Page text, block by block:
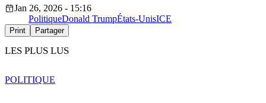
Jan 26, 2026 - 15:16
PolitiqueDonald TrumpÉtats-UnisICE
Print Partager
LES PLUS LUS
POLITIQUE